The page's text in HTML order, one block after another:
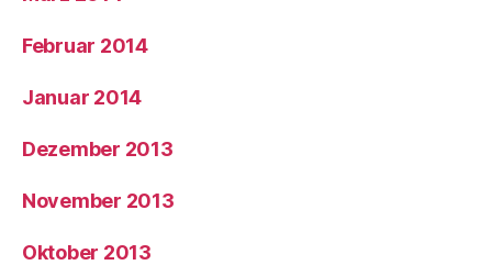
Februar 2014
Januar 2014
Dezember 2013
November 2013
Oktober 2013